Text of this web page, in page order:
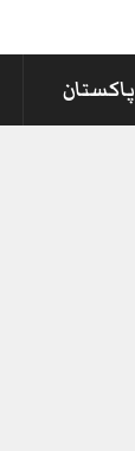
پاکستان